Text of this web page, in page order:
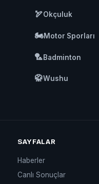
🏹Okçuluk
🏍️Motor Sporları
🏸Badminton
🥋Wushu
SAYFALAR
Haberler
Canlı Sonuçlar